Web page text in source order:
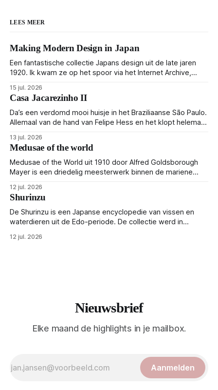
LEES MEER
Making Modern Design in Japan
Een fantastische collectie Japans design uit de late jaren
1920. Ik kwam ze op het spoor via het Internet Archive,
gebundeld in een: boek ✨ Daarin hebben ze alle scans een
stuk netter getrokken, maar op deze manier vind ik ze er
minstens
15 jul. 2026
Casa Jacarezinho II
Da’s een verdomd mooi huisje in het Braziliaanse São Paulo.
Allemaal van de hand van Felipe Hess en het klopt helemaal
13 jul. 2026
Medusae of the world
Medusae of the World uit 1910 door Alfred Goldsborough
Mayer is een driedelig meesterwerk binnen de mariene
gedetailleerd overzicht van kwallensoorten en hun
taxonomie. Het boek staat bekend om de combinatie van
strikte wetenschap met prachtige, handgetekende
illustraties en kleurendrukplaten van Mayer zelf.
12 jul. 2026
Shurinzu
De Shurinzu is een Japanse encyclopedie van vissen en
waterdieren uit de Edo-periode. De collectie werd in
om verfijnde technieken en bijna driedimensionale realisme.
12 jul. 2026
Nieuwsbrief
Elke maand de highlights in je mailbox.
Aanmelden